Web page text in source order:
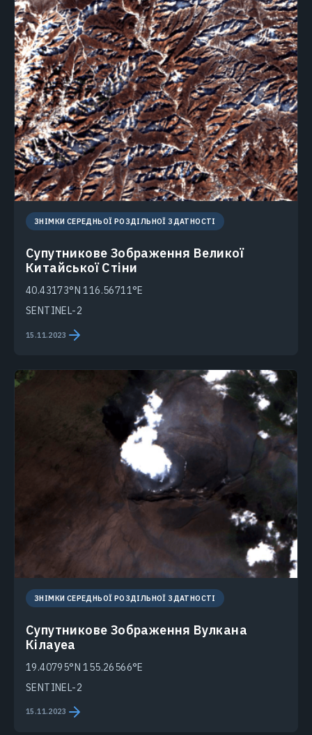
ЗНІМКИ СЕРЕДНЬОЇ РОЗДІЛЬНОЇ ЗДАТНОСТІ
Супутникове Зображення Великої
Китайської Стіни
40.43173°N 116.56711°E
SENTINEL-2
15.11.2023
ЗНІМКИ СЕРЕДНЬОЇ РОЗДІЛЬНОЇ ЗДАТНОСТІ
Супутникове Зображення Вулкана
Кілауеа
19.40795°N 155.26566°E
SENTINEL-2
15.11.2023